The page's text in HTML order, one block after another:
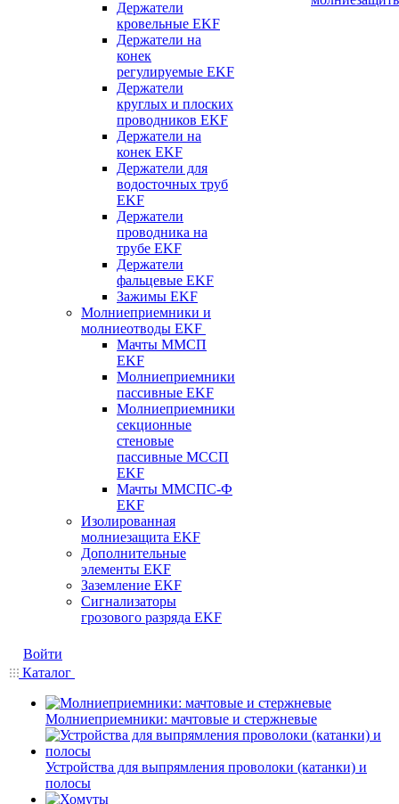
Держатели
кровельные EKF
Держатели на
конек
регулируемые EKF
Держатели
круглых и плоских
проводников EKF
Держатели на
конек EKF
Держатели для
водосточных труб
EKF
Держатели
проводника на
трубе EKF
Держатели
фальцевые EKF
Зажимы EKF
Молниеприемники и
молниеотводы EKF
Мачты ММСП
EKF
Молниеприемники
пассивные EKF
Молниеприемники
секционные
стеновые
пассивные МССП
EKF
Мачты ММСПС-Ф
EKF
Изолированная
молниезащита EKF
Дополнительные
элементы EKF
Заземление EKF
Сигнализаторы
грозового разряда EKF
Войти
Каталог
Молниеприемники: мачтовые и стержневые
Устройства для выпрямления проволоки (катанки) и
полосы